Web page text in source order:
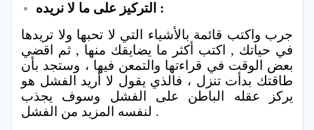
التركيز على ما لا نريده :
جرب واكتب قائمة بالأشياء التي لا تحبها ولا تريدها
في حياتك , اكتب أكثر ما يضايقك منها , ثم اقضي
بعض الوقت في قراءتها والتمعن فيها ، وستجد بأن
طاقتك بدأت تنزل ، فالذي يقول لا أريد الفشل هو
يركز عقله الباطن على الفشل وسوف يجذب
لنفسه المزيد من الفشل .